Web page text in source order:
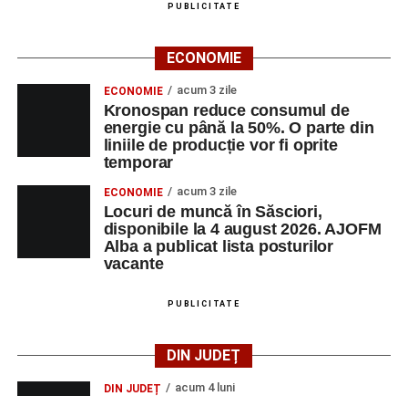
PUBLICITATE
ECONOMIE
ECONOMIE acum 3 zile
Kronospan reduce consumul de
energie cu până la 50%. O parte din
liniile de producție vor fi oprite
temporar
ECONOMIE acum 3 zile
Locuri de muncă în Săsciori,
disponibile la 4 august 2026. AJOFM
Alba a publicat lista posturilor
vacante
PUBLICITATE
DIN JUDEȚ
DIN JUDEȚ acum 4 luni